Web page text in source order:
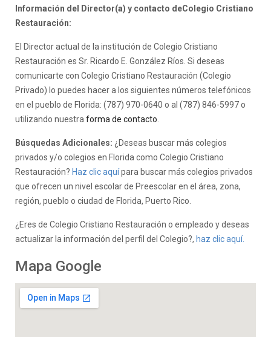
Información del Director(a) y contacto deColegio Cristiano
Restauración:
El Director actual de la institución de Colegio Cristiano
Restauración es Sr. Ricardo E. González Ríos. Si deseas
comunicarte con Colegio Cristiano Restauración (Colegio
Privado) lo puedes hacer a los siguientes números telefónicos
en el pueblo de Florida: (787) 970-0640 o al (787) 846-5997 o
utilizando nuestra forma de contacto
Búsquedas Adicionales: ¿Deseas buscar más colegios
privados y/o colegios en Florida como Colegio Cristiano
Restauración? Haz clic aquípara buscar más colegios privados
que ofrecen un nivel escolar de Preescolar en el área, zona,
región, pueblo o ciudad de Florida, Puerto Rico.
¿Eres de Colegio Cristiano Restauración o empleado y deseas
actualizar la información del perfil del Colegio?, haz clic aquí.
Mapa Google